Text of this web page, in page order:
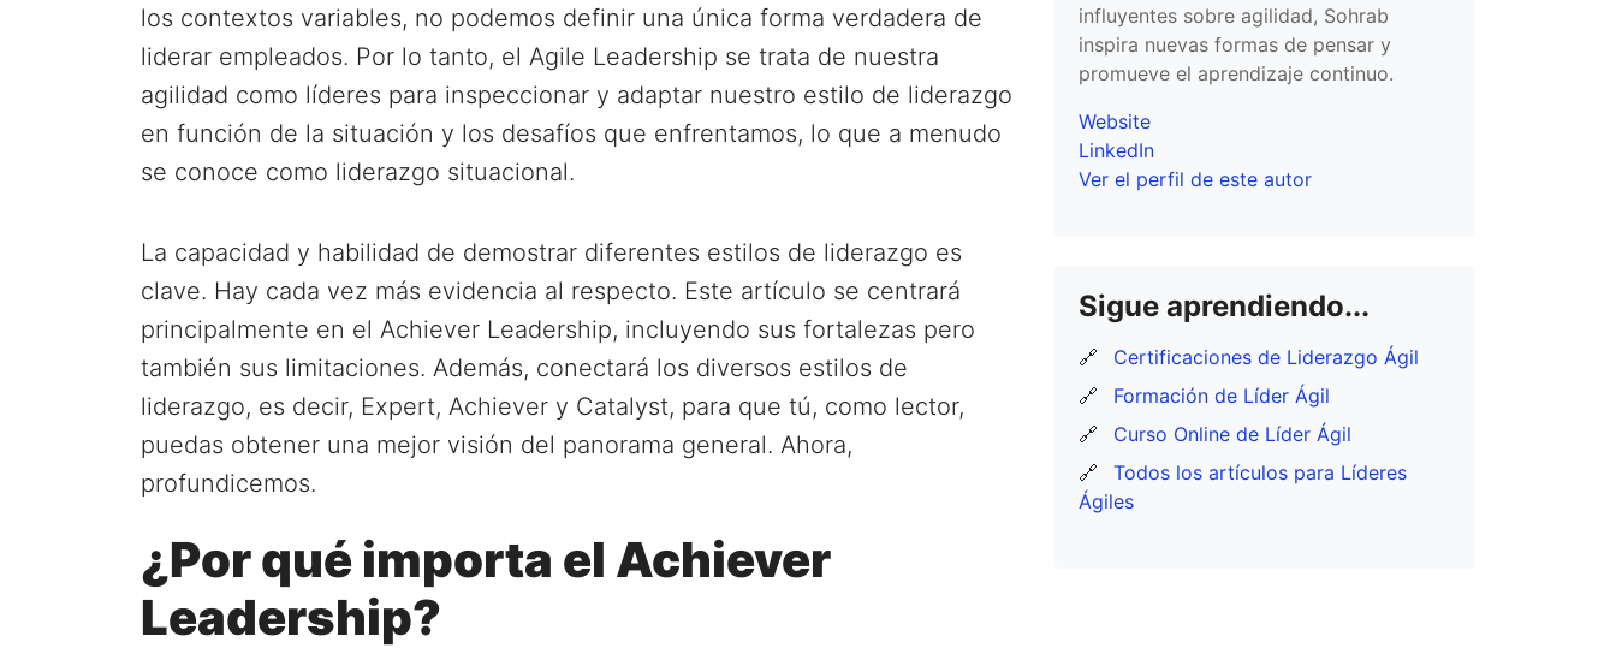
los contextos variables, no podemos definir una única forma verdadera de
liderar empleados. Por lo tanto, el Agile Leadership se trata de nuestra
agilidad como líderes para inspeccionar y adaptar nuestro estilo de liderazgo
en función de la situación y los desafíos que enfrentamos, lo que a menudo
se conoce como liderazgo situacional.
La capacidad y habilidad de demostrar diferentes estilos de liderazgo es
clave. Hay cada vez más evidencia al respecto. Este artículo se centrará
principalmente en el Achiever Leadership, incluyendo sus fortalezas pero
también sus limitaciones. Además, conectará los diversos estilos de
liderazgo, es decir, Expert, Achiever y Catalyst, para que tú, como lector,
puedas obtener una mejor visión del panorama general. Ahora,
profundicemos.
¿Por qué importa el Achiever
Leadership?
influyentes sobre agilidad, Sohrab
inspira nuevas formas de pensar y
promueve el aprendizaje continuo.
Website
LinkedIn
Ver el perfil de este autor
Sigue aprendiendo...
🔗
Certificaciones de Liderazgo Ágil
🔗
Formación de Líder Ágil
🔗
Curso Online de Líder Ágil
🔗
Todos los artículos para Líderes
Ágiles